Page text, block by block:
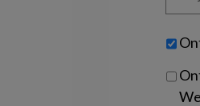
je?